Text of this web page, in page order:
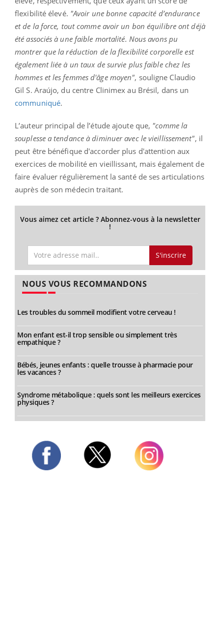
flexibilité élevé. "Avoir une bonne capacité d’endurance
et de la force, tout comme avoir un bon équilibre ont déjà
été associés à une faible mortalité. Nous avons pu
montrer que la réduction de la flexibilité corporelle est
également liée à un taux de survie plus faible chez les
hommes et les femmes d'âge moyen", souligne Claudio
Gil S. Araújo, du centre Clinimex au Brésil, dans un
communiqué.
L’auteur principal de l’étude ajoute que, "comme la
souplesse a tendance à diminuer avec le vieillissement", il
peut être bénéfique d'accorder plus d'attention aux
exercices de mobilité en vieillissant, mais également de
faire évaluer régulièrement la santé de ses articulations
auprès de son médecin traitant.
Vous aimez cet article ? Abonnez-vous à la newsletter
!
S'inscrire
NOUS VOUS RECOMMANDONS
Les troubles du sommeil modifient votre cerveau !
Mon enfant est-il trop sensible ou simplement très
empathique ?
Bébés, jeunes enfants : quelle trousse à pharmacie pour
les vacances ?
Syndrome métabolique : quels sont les meilleurs exercices
physiques ?